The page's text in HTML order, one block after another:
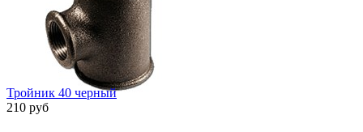
Тройник 40 черный
210 руб